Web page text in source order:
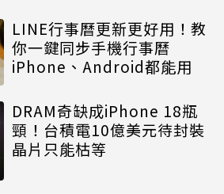
LINE行事曆更新更好用！教
你一鍵同步手機行事曆
iPhone、Android都能用
DRAM奇缺成iPhone 18瓶
頸！台積電10億美元待封裝
晶片只能枯等